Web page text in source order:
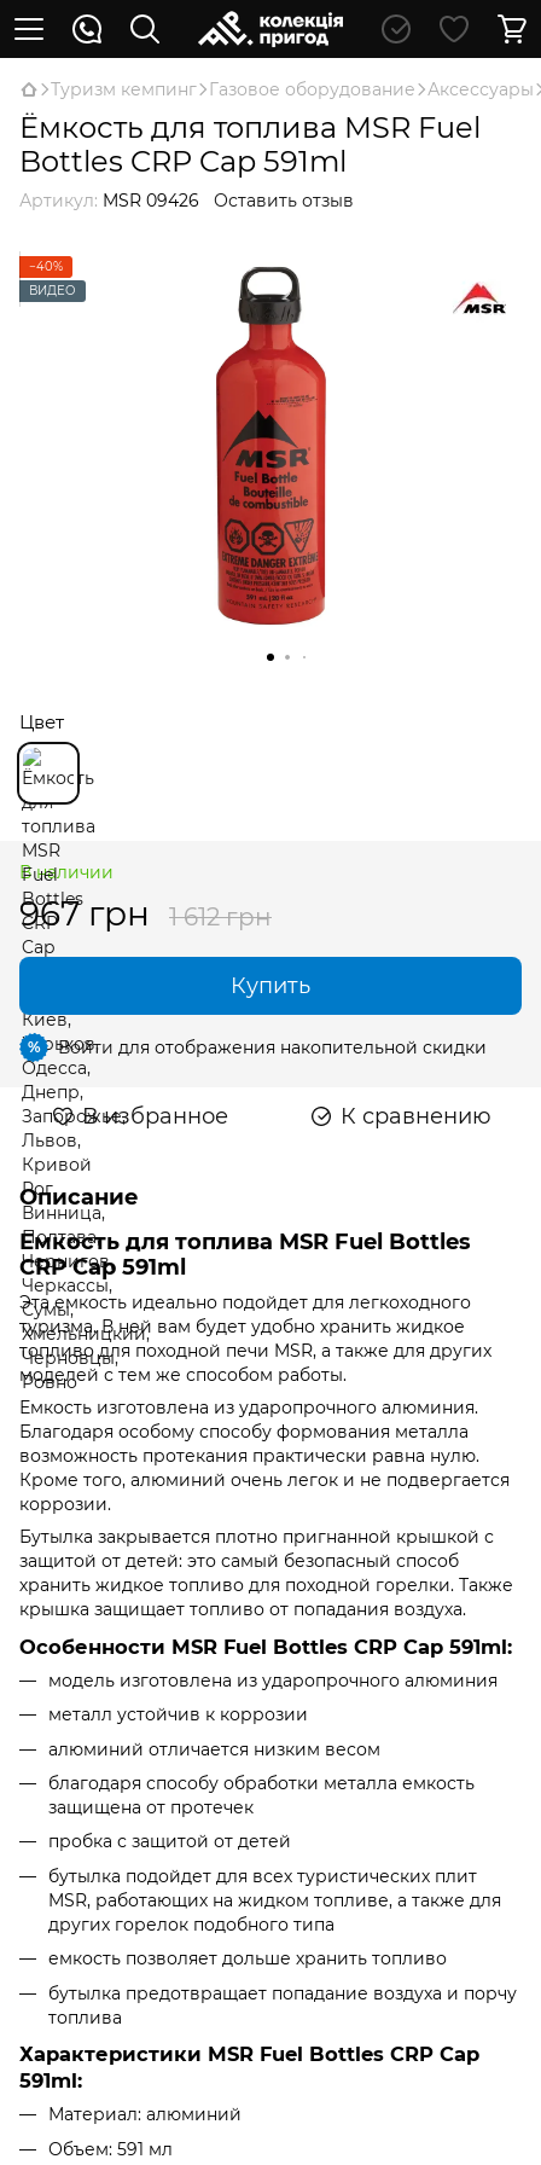
Туризм кемпинг Газовое оборудование Аксессуары
Ёмкость для топлива MSR Fuel
Bottles CRP Cap 591ml
Артикул: MSR 09426 Оставить отзыв
−40%
ВИДЕО
Цвет
В наличии
967 грн 1 612 грн
Купить
% Войти для отображения накопительной скидки
В избранное К сравнению
Описание
Емкость для топлива MSR Fuel Bottles
CRP Cap 591ml
Эта емкость идеально подойдет для легкоходного
туризма. В ней вам будет удобно хранить жидкое
топливо для походной печи MSR, а также для других
моделей с тем же способом работы.
Емкость изготовлена из ударопрочного алюминия.
Благодаря особому способу формования металла
возможность протекания практически равна нулю.
Кроме того, алюминий очень легок и не подвергается
коррозии.
Бутылка закрывается плотно пригнанной крышкой с
защитой от детей: это самый безопасный способ
хранить жидкое топливо для походной горелки. Также
крышка защищает топливо от попадания воздуха.
Особенности MSR Fuel Bottles CRP Cap 591ml:
модель изготовлена из ударопрочного алюминия
металл устойчив к коррозии
алюминий отличается низким весом
благодаря способу обработки металла емкость
защищена от протечек
пробка с защитой от детей
бутылка подойдет для всех туристических плит
MSR, работающих на жидком топливе, а также для
других горелок подобного типа
емкость позволяет дольше хранить топливо
бутылка предотвращает попадание воздуха и порчу
топлива
Характеристики MSR Fuel Bottles CRP Cap
591ml:
Материал: алюминий
Объем: 591 мл